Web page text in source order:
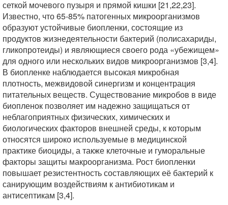
сеткой мочевого пузыря и прямой кишки [21,22,23].
Известно, что 65-85% патогенных микроорганизмов
образуют устойчивые биопленки, состоящие из
продуктов жизнедеятельности бактерий (полисахариды,
гликопротеиды) и являющиеся своего рода «убежищем»
для одного или нескольких видов микроорганизмов [3,4].
В биопленке наблюдается высокая микробная
плотность, межвидовой синергизм и концентрация
питательных веществ. Существование микробов в виде
биопленок позволяет им надежно защищаться от
неблагоприятных физических, химических и
биологических факторов внешней среды, к которым
относятся широко используемые в медицинской
практике биоциды, а также клеточные и гуморальные
факторы защиты макроорганизма. Рост биопленки
повышает резистентность составляющих её бактерий к
санирующим воздействиям к антибиотикам и
антисептикам [3,4].